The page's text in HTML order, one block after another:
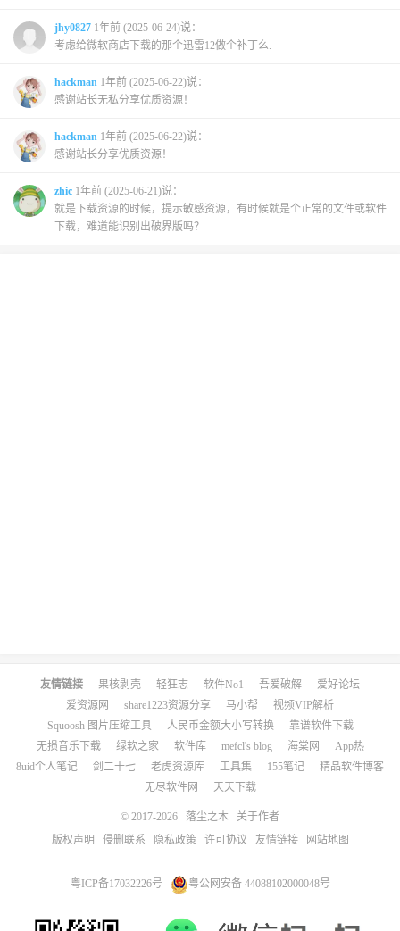
jhy0827 1年前 (2025-06-24)说：
考虑给微软商店下载的那个迅雷12做个补丁么.
hackman 1年前 (2025-06-22)说：
感谢站长无私分享优质资源！
hackman 1年前 (2025-06-22)说：
感谢站长分享优质资源！
zhic 1年前 (2025-06-21)说：
就是下载资源的时候，提示敏感资源，有时候就是个正常的文件或软件
下载，难道能识别出破界版吗？
友情链接 果核剥壳 轻狂志 软件No1 吾爱破解
爱好论坛
爱资源网
share1223资源分享 马小帮
视频VIP解析
Squoosh 图片压缩工具
人民币金额大小写转换
靠谱软件下载
无损音乐下载
绿软之家 软件库 mefcl's blog 海棠网
App热
8uid个人笔记
剑二十七 老虎资源库 工具集 155笔记
精品软件博客
无尽软件网
天天下载
© 2017-2026 落尘之木
关于作者
版权声明
侵删联系 隐私政策 许可协议 友情链接 网站地图
粤ICP备17032226号 粤公网安备 44088102000048号